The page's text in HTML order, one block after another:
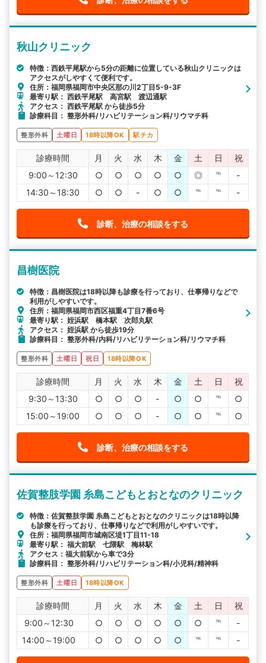
秋山クリニック
特徴：西鉄平尾駅から5分の距離に位置している秋山クリニックは
アクセスがしやすくて便利です。
住所：福岡県福岡市中央区那の川2丁目5-9-3F
最寄り駅： 西鉄平尾駅 高宮駅 渡辺通駅
アクセス： 西鉄平尾駅 から徒歩5分
診療科目： 整形外科/リハビリテーション科/リウマチ科
整形外科 土曜日 18時以降OK 駅チカ
診療時間 月 火 水 木 金 土 日
祝
9:00～12:30
○ ○ ○ ○ ○ ◎ ℡
-
14:30～18:30
○ ○ - ○ ○ ℡ ℡ -
診断、治療の相談をする
昌樹医院
特徴：昌樹医院は18時以降も診療を行っており、仕事帰りなどで
利用がしやすいです。
住所：福岡県福岡市西区福重4丁目7番6号
最寄り駅： 姪浜駅 橋本駅 次郎丸駅
アクセス： 姪浜駅 から徒歩19分
診療科目： 整形外科/内科/リハビリテーション科/リウマチ科
整形外科 土曜日 祝日 18時以降OK
診療時間 月 火 水 木 金 土 日
祝
9:30～13:30
○ ○ ○ - ○ ○ ℡
○
15:00～19:00
○ ○ ○ - ○ ○ ℡ ○
診断、治療の相談をする
佐賀整肢学園 糸島こどもとおとなのクリニック
特徴：佐賀整肢学園 糸島こどもとおとなのクリニックは18時以降
も診療を行っており、仕事帰りなどで利用がしやすいです。
住所：福岡県福岡市城南区堤1丁目11-18
最寄り駅： 福大前駅 七隈駅 梅林駅
アクセス：福大前駅から車で3分
診療科目： 整形外科/リハビリテーション科/小児科/精神科
整形外科 土曜日 18時以降OK
診療時間 月 火 水 木 金 土 日
祝
9:00～12:30
○ ○ ○ ○ ○ ○ ℡
-
14:00～19:00
○ ○ ○ ○ ○ ℡ ℡ -